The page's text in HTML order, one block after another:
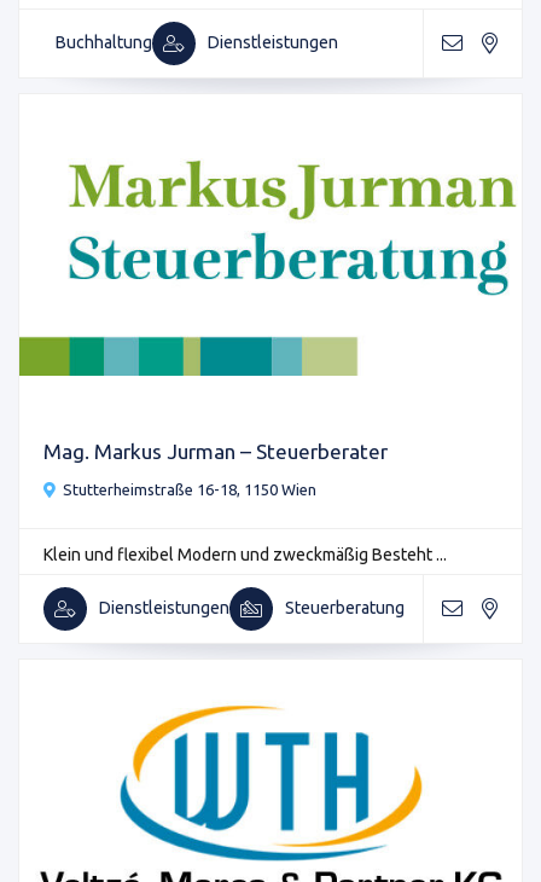
Buchhaltung Dienstleistungen
Mag. Markus Jurman – Steuerberater
Stutterheimstraße 16-18, 1150 Wien
Klein und flexibel Modern und zweckmäßig Besteht ...
Dienstleistungen Steuerberatung